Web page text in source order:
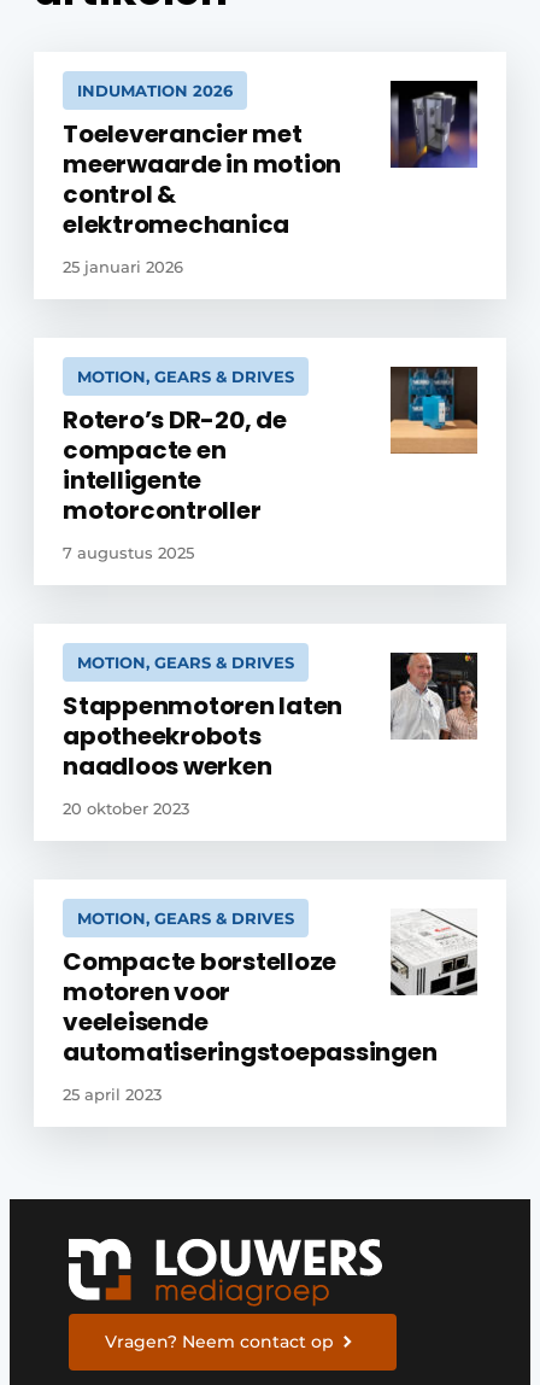
INDUMATION 2026
Toeleverancier met
meerwaarde in motion
control &
elektromechanica
25 januari 2026
MOTION, GEARS & DRIVES
Rotero’s DR-20, de
compacte en
intelligente
motorcontroller
7 augustus 2025
MOTION, GEARS & DRIVES
Stappenmotoren laten
apotheekrobots
naadloos werken
20 oktober 2023
MOTION, GEARS & DRIVES
Compacte borstelloze
motoren voor
veeleisende
automatiseringstoepassingen
25 april 2023
Vragen? Neem contact op